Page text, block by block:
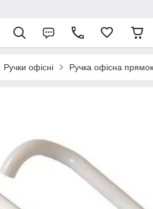
Ручки офісні Ручка офісна